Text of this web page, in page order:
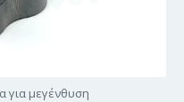
για μεγένθυση